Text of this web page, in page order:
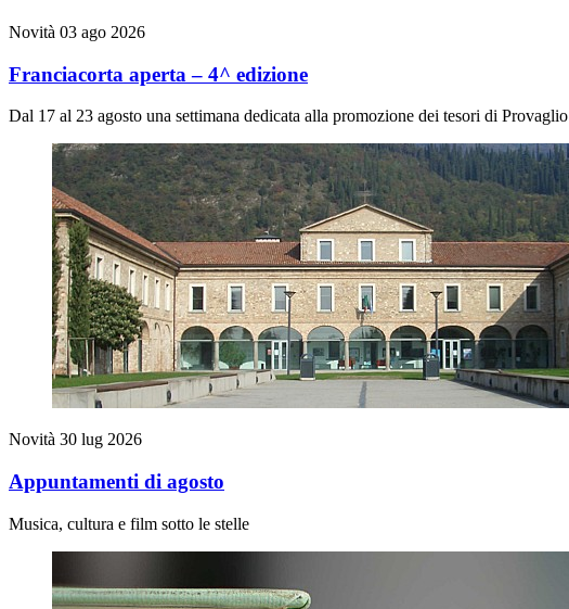
Novità 03 ago 2026
Franciacorta aperta – 4^ edizione
Dal 17 al 23 agosto una settimana dedicata alla promozione dei tesori di Provaglio
Novità 30 lug 2026
Appuntamenti di agosto
Musica, cultura e film sotto le stelle